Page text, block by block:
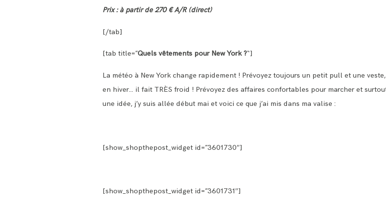
Prix : à partir de 270 € A/R (direct)
[/tab]
[tab title=”Quels vêtements pour New York ?“]
La météo à New York change rapidement ! Prévoyez toujours un petit pull et une
en hiver… il fait TRÈS froid ! Prévoyez des affaires confortables pour marcher et
une idée, j’y suis allée début mai et voici ce que j’ai mis dans ma valise :
[show_shopthepost_widget id=”3601730″]
[show_shopthepost_widget id=”3601731″]